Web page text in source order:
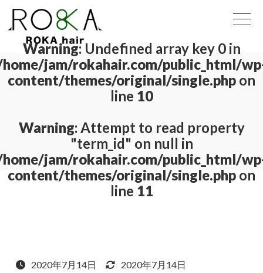
Warning: Undefined array key 0 in
jam/rokahair.com/public_html/
content/themes/original/single.php on
line 10
Warning: Attempt to read property
"term_id" on null in
jam/rokahair.com/public_html/
content/themes/original/single.php on
line 11
2020年7月14日 2020年7月14日